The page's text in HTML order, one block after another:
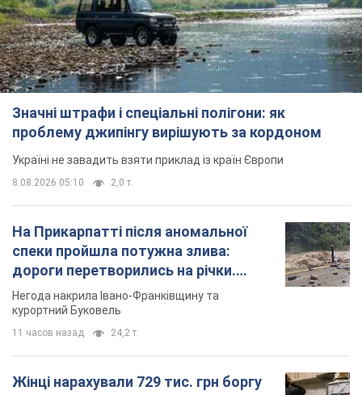
Значні штрафи і спеціальні полігони: як
проблему джипінгу вирішують за кордоном
Україні не завадить взяти приклад із країн Європи
8.08.2026 05:10 2,0 т.
На Прикарпатті після аномальної
спеки пройшла потужна злива:
дороги перетворились на річки.
Відео
Негода накрила Івано-Франківщину та
курортний Буковель
11 часов назад 24,2 т.
Жінці нарахували 729 тис. грн боргу